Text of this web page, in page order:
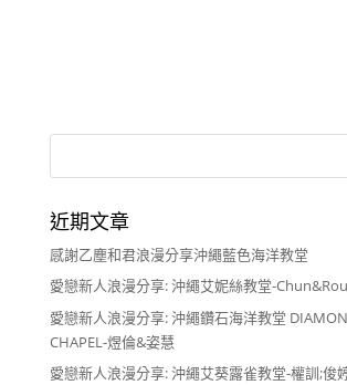
近期文章
感謝乙塵和君浪漫分享沖繩藍色海洋教堂
愛戀新人浪漫分享: 沖繩艾妮絲教堂-Chun&Rou
愛戀新人浪漫分享: 沖繩鑽石海洋教堂
CHAPEL-煜倫&姿慧
愛戀新人浪漫分享: 沖繩艾葵露雀教堂-權訓;俊